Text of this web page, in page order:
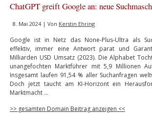
ChatGPT greift Google an: neue
8. Mai 2024 | Von Kerstin Ehring
Google ist in Netz das None-Plus-Ultra als
effektiv, immer eine Antwort parat und
Milliarden USD Umsatz (2023). Die Alphabet
unangefochten Marktführer mit 5,9 Millionen
Insgesamt laufen 91,54 % aller Suchanfragen
Doch jetzt taucht am KI-Horizont ein
Marktmacht …
>> gesamten Domain Beitrag anzeigen <<